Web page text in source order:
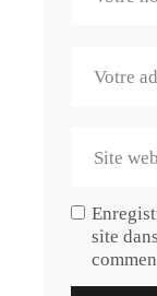
site